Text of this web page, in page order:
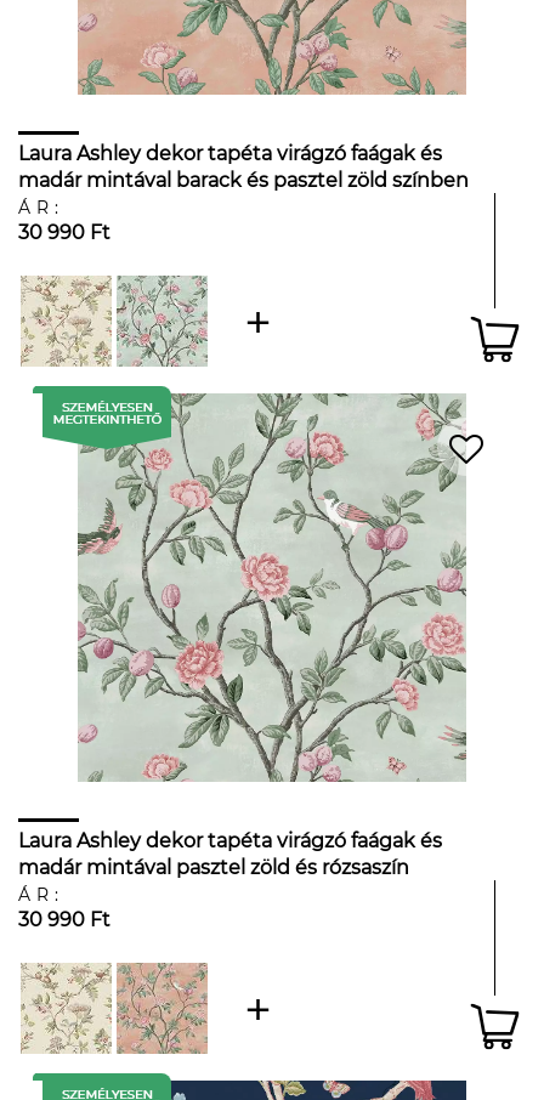
Laura Ashley dekor tapéta virágzó faágak és
madár mintával barack és pasztel zöld színben
ÁR:
30 990 Ft
Laura Ashley dekor tapéta virágzó faágak és
madár mintával pasztel zöld és rózsaszín
színben
ÁR:
30 990 Ft